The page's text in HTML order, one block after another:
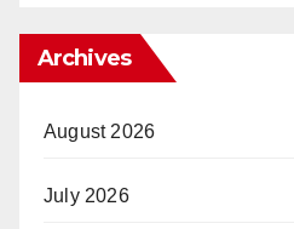
Archives
August 2026
July 2026